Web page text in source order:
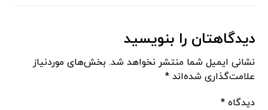
دیدگاهتان را بنویسید
نشانی ایمیل شما منتشر نخواهد شد. بخش‌های موردنیاز
علامت‌گذاری شده‌اند*
دیدگاه*